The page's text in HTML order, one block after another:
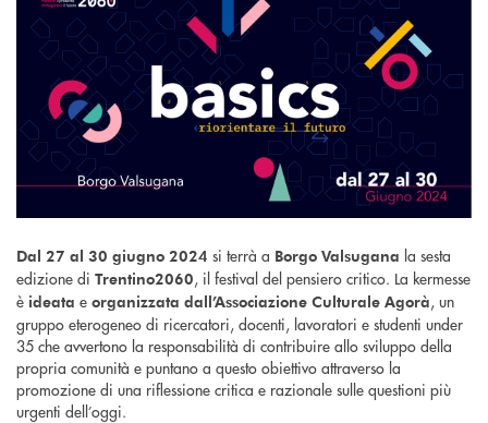
Dal 27 al 30 giugno 2024 si terrà a Borgo Valsugana la sesta
edizione di Trentino2060, il festival del pensiero critico. La kermesse
è ideata e organizzata dall’Associazione Culturale Agorà, un
gruppo eterogeneo di ricercatori, docenti, lavoratori e studenti under
35 che avvertono la responsabilità di contribuire allo sviluppo della
propria comunità e puntano a questo obiettivo attraverso la
promozione di una riflessione critica e razionale sulle questioni più
urgenti dell’oggi.